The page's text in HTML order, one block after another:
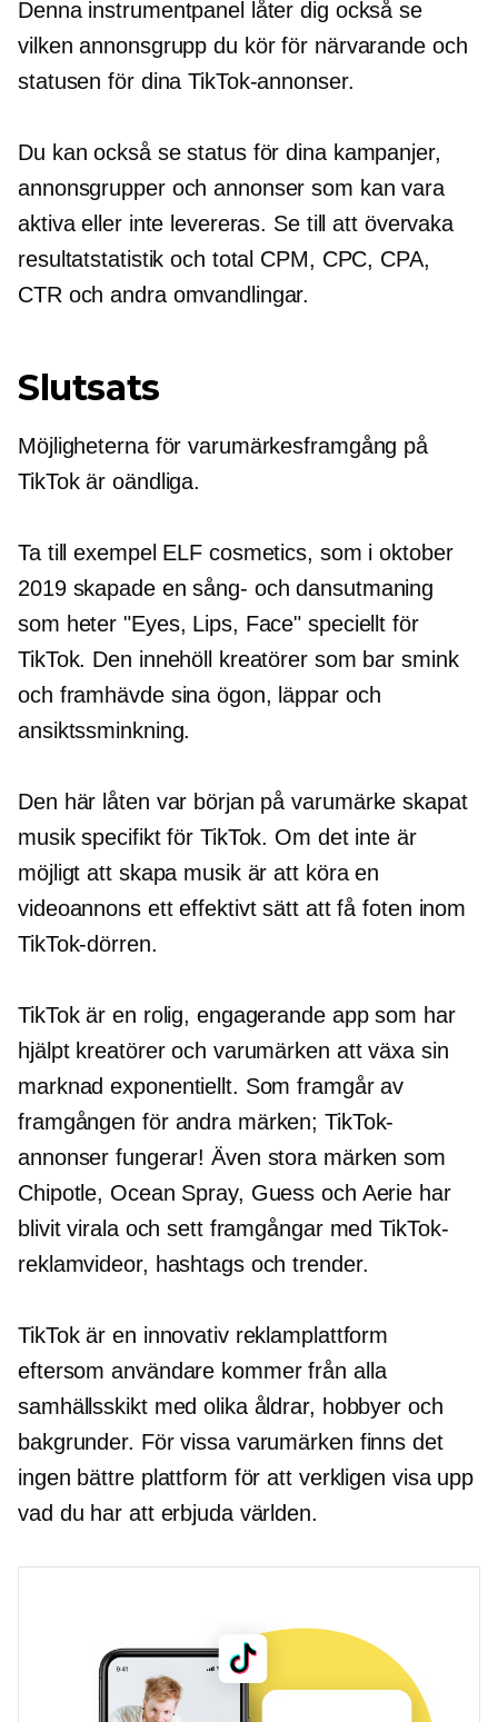
Denna instrumentpanel låter dig också se
vilken annonsgrupp du kör för närvarande och
statusen för dina TikTok-annonser.
Du kan också se status för dina kampanjer,
annonsgrupper och annonser som kan vara
aktiva eller inte levereras. Se till att övervaka
resultatstatistik och total CPM, CPC, CPA,
CTR och andra omvandlingar.
Slutsats
Möjligheterna för varumärkesframgång på
TikTok är oändliga.
Ta till exempel ELF cosmetics, som i oktober
2019 skapade en sång- och dansutmaning
som heter "Eyes, Lips, Face" speciellt för
TikTok. Den innehöll kreatörer som bar smink
och framhävde sina ögon, läppar och
ansiktssminkning.
Den här låten var början påvarumärke skapat
musik specifikt för TikTok. Om det inte är
möjligt att skapa musik är att köra en
videoannons ett effektivt sätt att få foten inom
TikTok-dörren.
TikTok är en rolig, engagerande app som har
hjälpt kreatörer och varumärken att växa sin
marknad exponentiellt. Som framgår av
framgången för andra märken; TikTok-
annonser fungerar! Även stora märken som
Chipotle, Ocean Spray, Guess och Aerie har
blivit virala och sett framgångar med TikTok-
reklamvideor, hashtags och trender.
TikTok är en innovativ reklamplattform
eftersom användare kommer från alla
samhällsskikt med olika åldrar, hobbyer och
bakgrunder. För vissa varumärken finns det
ingen bättre plattform för att verkligen visa upp
vad du har att erbjuda världen.